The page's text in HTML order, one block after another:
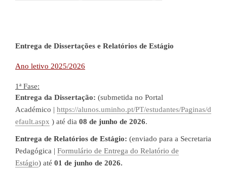
Entrega de Dissertações e Relatórios de Estágio
Ano letivo 2025/2026
1ª Fase:
Entrega da Dissertação: (submetida no Portal
Académico | https://alunos.uminho.pt/PT/estudantes/Paginas/d
efault.aspx ) até dia 08 de junho de 2026.
Entrega de Relatórios de Estágio: (enviado para a Secretaria
Pedagógica | Formulário de Entrega do Relatório de
Estágio) até 01 de junho de 2026.